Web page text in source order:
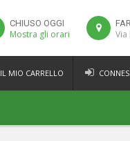
CHIUSO OGGI
Mostra gli orari Via
IL MIO CARRELLO